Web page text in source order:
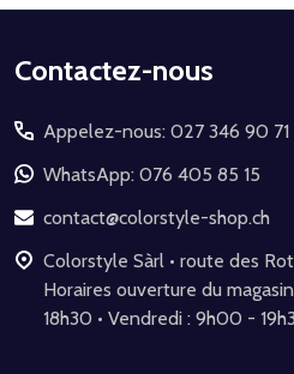
Début
pied
de
page
Contactez-nous
Appelez-nous: 027 346 90 71
WhatsApp: 076 405 85 15
contact@colorstyle-shop.ch
Colorstyle Sàrl • route des Rottes 8 • 1964 Conthey •
Horaires ouverture du magasin : Lundi – jeudi :
18h30 • Vendredi : 9h00 -